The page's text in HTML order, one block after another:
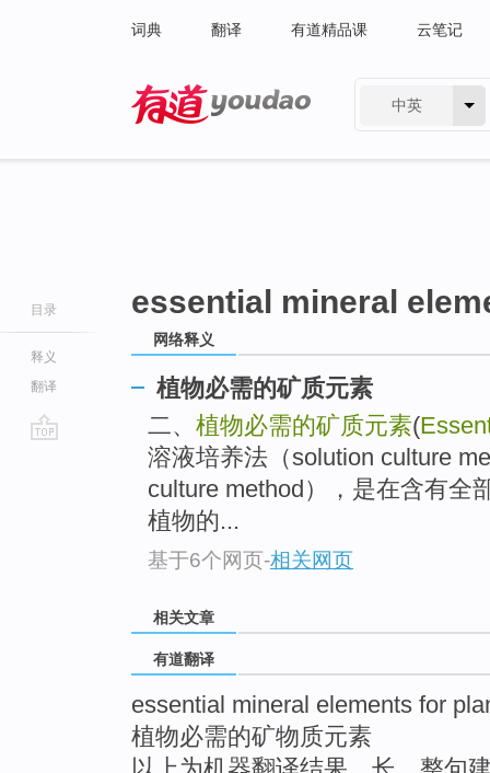
词典 翻译 有道精品课 云笔记
中英
目录
释义
翻译
essential mineral
网络释义
植物必需的矿质元素
二、 植物必需的矿质元素(
溶液培养法（solution culture
culture method），是在含有全
植物的...
基于6个网页-相关网页
相关文章
有道翻译
essential mineral elements for
植物必需的矿物质元素